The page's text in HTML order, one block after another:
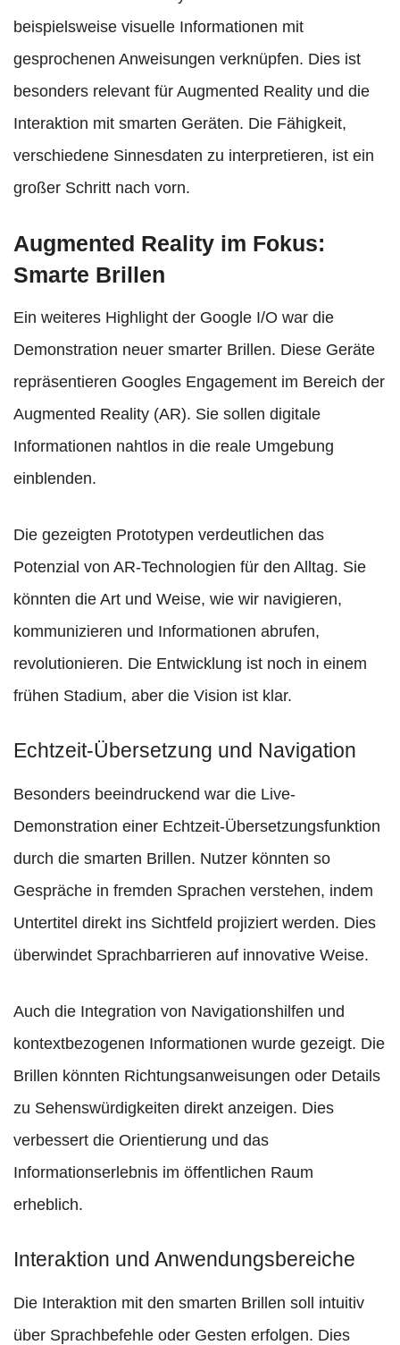
beispielsweise visuelle Informationen mit
gesprochenen Anweisungen verknüpfen. Dies ist
besonders relevant für Augmented Reality und die
Interaktion mit smarten Geräten. Die Fähigkeit,
verschiedene Sinnesdaten zu interpretieren, ist ein
großer Schritt nach vorn.
Augmented Reality im Fokus:
Smarte Brillen
Ein weiteres Highlight der Google I/O war die
Demonstration neuer smarter Brillen. Diese Geräte
repräsentieren Googles Engagement im Bereich der
Augmented Reality (AR). Sie sollen digitale
Informationen nahtlos in die reale Umgebung
einblenden.
Die gezeigten Prototypen verdeutlichen das
Potenzial von AR-Technologien für den Alltag. Sie
könnten die Art und Weise, wie wir navigieren,
kommunizieren und Informationen abrufen,
revolutionieren. Die Entwicklung ist noch in einem
frühen Stadium, aber die Vision ist klar.
Echtzeit-Übersetzung und Navigation
Besonders beeindruckend war die Live-
Demonstration einer Echtzeit-Übersetzungsfunktion
durch die smarten Brillen. Nutzer könnten so
Gespräche in fremden Sprachen verstehen, indem
Untertitel direkt ins Sichtfeld projiziert werden. Dies
überwindet Sprachbarrieren auf innovative Weise.
Auch die Integration von Navigationshilfen und
kontextbezogenen Informationen wurde gezeigt. Die
Brillen könnten Richtungsanweisungen oder Details
zu Sehenswürdigkeiten direkt anzeigen. Dies
verbessert die Orientierung und das
Informationserlebnis im öffentlichen Raum
erheblich.
Interaktion und Anwendungsbereiche
Die Interaktion mit den smarten Brillen soll intuitiv
über Sprachbefehle oder Gesten erfolgen. Dies